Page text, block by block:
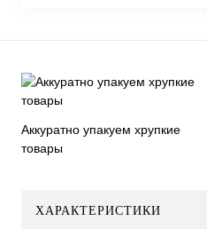
Аккуратно упакуем хрупкие
товары
ХАРАКТЕРИСТИКИ